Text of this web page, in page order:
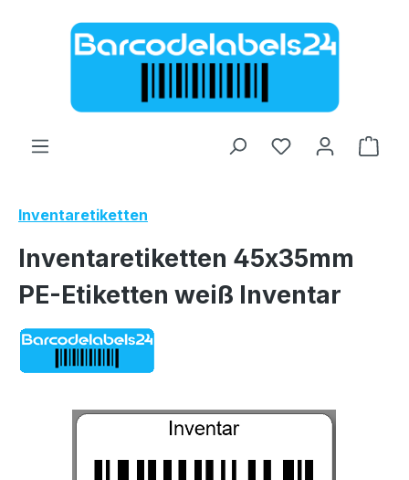
Zum Hauptinhalt springen
Inventaretiketten
Inventaretiketten 45x35mm
PE-Etiketten weiß Inventar
Bildergalerie überspringen